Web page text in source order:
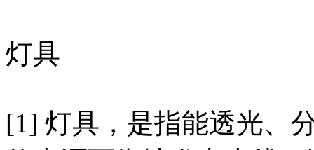
灯具
[1] 灯具，是指能透光、